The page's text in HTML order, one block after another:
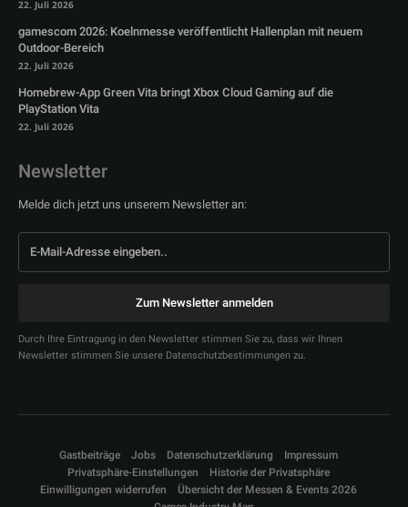
22. Juli 2026
gamescom 2026: Koelnmesse veröffentlicht Hallenplan mit neuem
Outdoor-Bereich
22. Juli 2026
Homebrew-App Green Vita bringt Xbox Cloud Gaming auf die
PlayStation Vita
22. Juli 2026
Newsletter
Melde dich jetzt uns unserem Newsletter an:
Zum Newsletter anmelden
Durch Ihre Eintragung in den Newsletter stimmen Sie zu, dass wir Ihnen
Newsletter stimmen Sie unsere Datenschutzbestimmungen zu.
Gastbeiträge Jobs Datenschutzerklärung
Impressum
Privatsphäre-Einstellungen
Historie der Privatsphäre
Einwilligungen widerrufen
Übersicht der Messen & Events 2026